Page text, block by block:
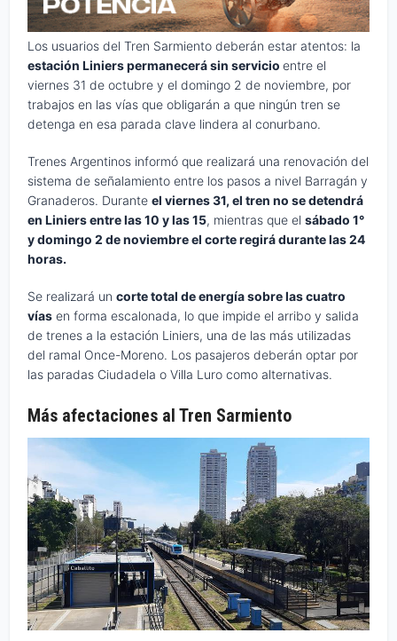
Los usuarios del Tren Sarmiento deberán estar atentos: la
estación Liniers permanecerá sin servicioentre el
viernes 31 de octubre y el domingo 2 de noviembre, por
trabajos en las vías que obligarán a que ningún tren se
detenga en esa parada clave lindera al conurbano.
Trenes Argentinos informó que realizará una renovación del
sistema de señalamiento entre los pasos a nivel Barragán y
Granaderos. Duranteel viernes 31, el tren no se detendrá
en Liniers entre las 10 y las 15, mientras que elsábado 1°
y domingo 2 de noviembre el corte regirá durante las 24
horas.
Se realizará uncorte total de energía sobre las cuatro
vías en forma escalonada, lo que impide el arribo y salida
de trenes a la estación Liniers, una de las más utilizadas
del ramal Once-Moreno. Los pasajeros deberán optar por
las paradas Ciudadela o Villa Luro como alternativas.
Más afectaciones al Tren Sarmiento